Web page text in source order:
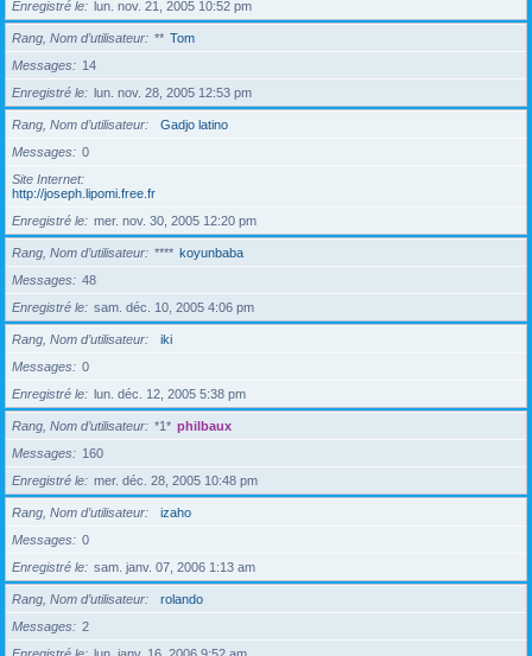
Enregistré le
lun. nov. 21, 2005 10:52 pm
Rang, Nom d’utilisateur ** Tom
Messages
14
Enregistré le
lun. nov. 28, 2005 12:53 pm
Rang, Nom d’utilisateur
Gadjo latino
Messages
0
Site Internet
http://joseph.lipomi.free.fr
Enregistré le
mer. nov. 30, 2005 12:20 pm
Rang, Nom d’utilisateur **** koyunbaba
Messages
48
Enregistré le
sam. déc. 10, 2005 4:06 pm
Rang, Nom d’utilisateur
iki
Messages
0
Enregistré le
lun. déc. 12, 2005 5:38 pm
Rang, Nom d’utilisateur *1* philbaux
Messages
160
Enregistré le
mer. déc. 28, 2005 10:48 pm
Rang, Nom d’utilisateur
izaho
Messages
0
Enregistré le
sam. janv. 07, 2006 1:13 am
Rang, Nom d’utilisateur
rolando
Messages
2